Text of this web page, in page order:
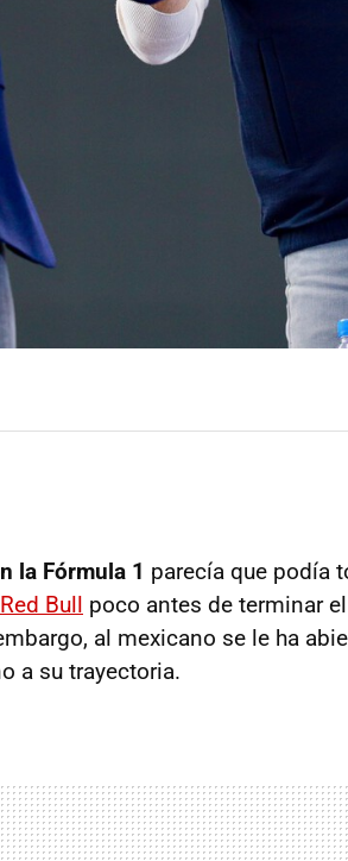
la Fórmula 1 parecía que podía
Bull poco antes de terminar
al mexicano se le ha
a su trayectoria.